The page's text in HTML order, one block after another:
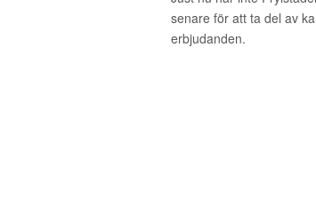
senare för att ta del av
erbjudanden.